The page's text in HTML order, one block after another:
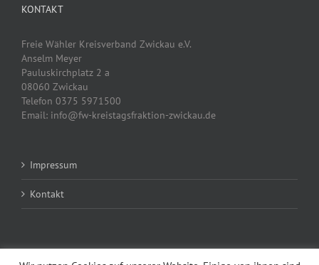
KONTAKT
Freie Wähler Kreisverband Zwickau e.V.
Anselm Meyer
Pauluskirchplatz 2 a
08060 Zwickau
Telefon 0375 5971500
Email: info@fw-kreistagsfraktion-zwickau.de
Impressum
Kontakt